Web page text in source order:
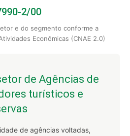
2/00
e do segmento conforme a
Econômicas (CNAE 2.0)
de Agências de
turísticos e
de agências voltadas,